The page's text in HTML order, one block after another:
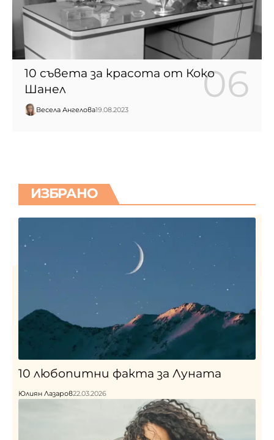
10 съвета за красота от Коко
Шанел
Весела Ангелова19.08.2023
ИЗБРАНО
10 любопитни факта за Луната
Юлиян Лазаров22.03.2026